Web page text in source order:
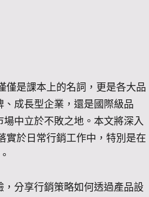
僅是課本上的名詞，更是各大品
成長型企業，還是國際級品
中立於不敗之地。本文將深入
實於日常行銷工作中，特別是在
分享行銷策略如何透過產品設